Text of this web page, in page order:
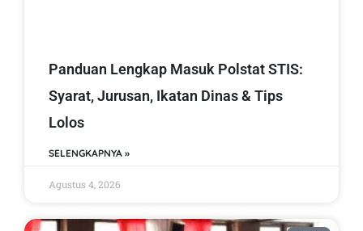
Panduan Lengkap Masuk Polstat STIS:
Syarat, Jurusan, Ikatan Dinas & Tips
Lolos
SELENGKAPNYA »
Agustus 4, 2026